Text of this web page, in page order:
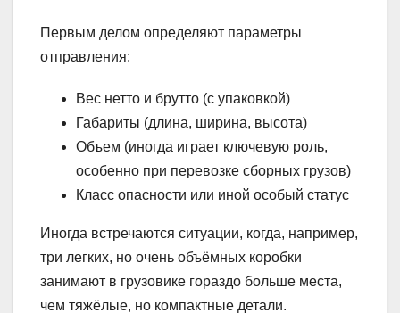
Первым делом определяют параметры
отправления:
Вес нетто и брутто (с упаковкой)
Габариты (длина, ширина, высота)
Объем (иногда играет ключевую роль,
особенно при перевозке сборных грузов)
Класс опасности или иной особый статус
Иногда встречаются ситуации, когда, например,
три легких, но очень объёмных коробки
занимают в грузовике гораздо больше места,
чем тяжёлые, но компактные детали.